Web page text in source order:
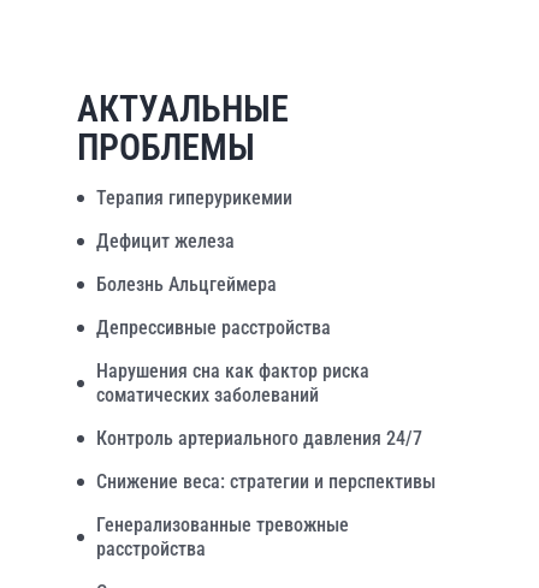
АКТУАЛЬНЫЕ
ПРОБЛЕМЫ
Терапия гиперурикемии
Дефицит железа
Болезнь Альцгеймера
Депрессивные расстройства
Нарушения сна как фактор риска
соматических заболеваний
Контроль артериального давления 24/7
Снижение веса: стратегии и перспективы
Генерализованные тревожные
расстройства